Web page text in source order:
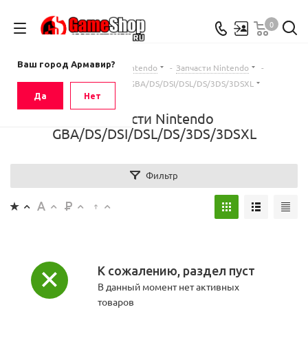
Ваш город Армавир?
Да Нет
0
Главная - Каталог Nintendo - Запчасти Nintendo
-
Запчасти Nintendo GBA/DS/DSI/DSL/DS/3DS/3DSXL
Запчасти Nintendo
GBA/DS/DSI/DSL/DS/3DS/3DSXL
Фильтр
К сожалению, раздел пуст
В данный момент нет активных
товаров